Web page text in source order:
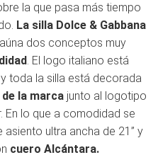
la que pasa más tiempo
La silla Dolce & Gabbana
dos conceptos muy
. El logo italiano está
toda la silla está decorada
la marca junto al logotipo
En lo que a comodidad se
ultra ancha de 21” y
cuero Alcántara.